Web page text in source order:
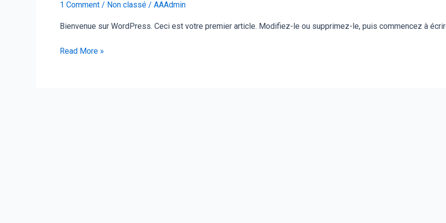
1 Comment / Non classé / AAAdmin
Bienvenue sur WordPress. Ceci est votre premier article. Modifiez-le ou supprimez-le, puis commencez à
le
monde !
Read More »